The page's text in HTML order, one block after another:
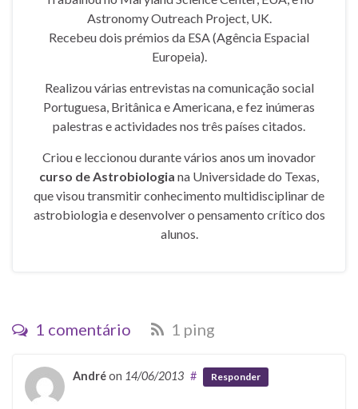
Astronomy Outreach Project, UK.
Recebeu dois prémios da ESA (Agência Espacial
Europeia).
Realizou várias entrevistas na comunicação social
Portuguesa, Britânica e Americana, e fez inúmeras
palestras e actividades nos três países citados.
Criou e leccionou durante vários anos um inovador
curso de Astrobiologia na Universidade do Texas,
que visou transmitir conhecimento multidisciplinar de
astrobiologia e desenvolver o pensamento crítico dos
alunos.
1 comentário 1 ping
Andréon 14/06/2013 # Responder